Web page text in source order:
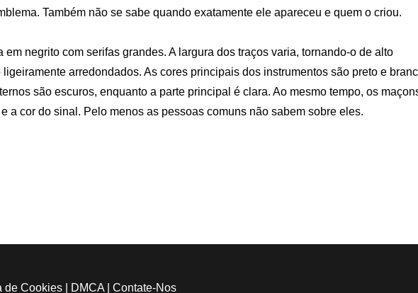
Também não se sabe quando exatamente ele apareceu e quem o criou.
em negrito com serifas grandes. A largura dos traços varia, tornando-o de alto
arredondados. As cores principais dos instrumentos são preto e
são escuros, enquanto a parte principal é clara. Ao mesmo tempo, os
a cor do sinal. Pelo menos as pessoas comuns não sabem sobre eles.
de Cookies DMCA Contate-Nos